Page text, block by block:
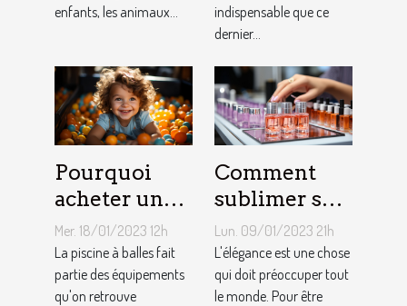
enfants, les animaux...
indispensable que ce
dernier...
Pourquoi
acheter une
piscine à
balles à son
bébé ?
Mer. 18/01/2023 12h
La piscine à balles fait
partie des équipements
qu'on retrouve
Comment
sublimer ses
ongles ?
Lun. 09/01/2023 21h
L'élégance est une chose
qui doit préoccuper tout
le monde. Pour être